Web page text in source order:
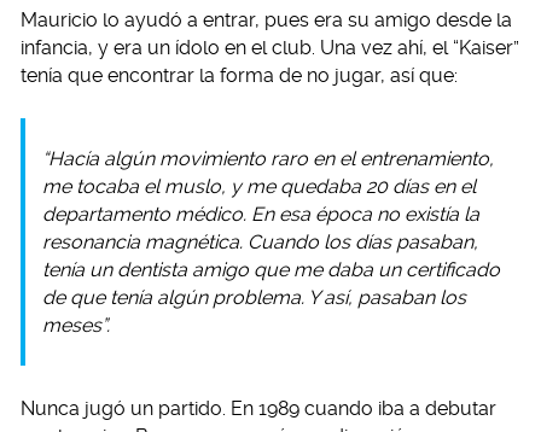
Mauricio lo ayudó a entrar, pues era su amigo desde la
infancia, y era un ídolo en el club. Una vez ahí, el “Kaiser”
tenía que encontrar la forma de no jugar, así que:
“Hacía algún movimiento raro en el entrenamiento,
me tocaba el muslo, y me quedaba 20 días en el
departamento médico. En esa época no existía la
resonancia magnética. Cuando los días pasaban,
tenía un dentista amigo que me daba un certificado
de que tenía algún problema. Y así, pasaban los
meses”.
Nunca jugó un partido. En 1989 cuando iba a debutar